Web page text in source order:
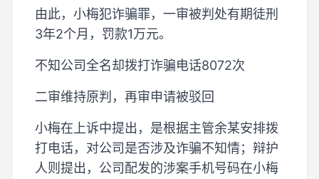
由此，小梅犯诈骗罪，一审被判处有期徒刑
3年2个月，罚款1万元。
不知公司全名却拨打诈骗电话8072次
二审维持原判，再审申请被驳回
小梅在上诉中提出，是根据主管余某安排拨
打电话，对公司是否涉及诈骗不知情；辩护
人则提出，公司配发的涉案手机号码在小梅